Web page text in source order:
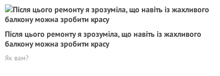
Після цього ремонту я зрозуміла, що навіть із жахливого
балкону можна зробити красу
Як вам?